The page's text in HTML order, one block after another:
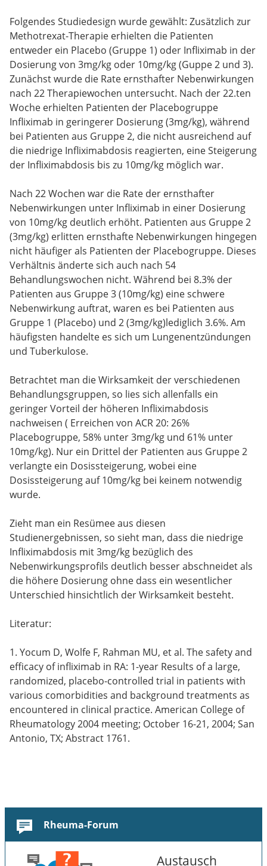
Folgendes Studiedesign wurde gewählt: Zusätzlich zur
Methotrexat-Therapie erhielten die Patienten
entweder ein Placebo (Gruppe 1) oder Infliximab in der
Dosierung von 3mg/kg oder 10mg/kg (Guppe 2 und 3).
Zunächst wurde die Rate ernsthafter Nebenwirkungen
nach 22 Therapiewochen untersucht. Nach der 22.ten
Woche erhielten Patienten der Placebogruppe
Infliximab in geringerer Dosierung (3mg/kg), während
bei Patienten aus Gruppe 2, die nicht ausreichend auf
die niedrige Infliximabdosis reagierten, eine Steigerung
der Infliximabdosis bis zu 10mg/kg möglich war.
Nach 22 Wochen war die Rate der ernsthafter
Nebenwirkungen unter Infliximab in einer Dosierung
von 10mg/kg deutlich erhöht. Patienten aus Gruppe 2
(3mg/kg) erlitten ernsthafte Nebenwirkungen hingegen
nicht häufiger als Patienten der Placebogruppe. Dieses
Verhältnis änderte sich auch nach 54
Behandlungswochen nicht. Während bei 8.3% der
Patienten aus Gruppe 3 (10mg/kg) eine schwere
Nebenwirkung auftrat, waren es bei Patienten aus
Gruppe 1 (Placebo) und 2 (3mg/kg)lediglich 3.6%. Am
häufigsten handelte es sich um Lungenentzündungen
und Tuberkulose.
Betrachtet man die Wirksamkeit der verschiedenen
Behandlungsgruppen, so lies sich allenfalls ein
geringer Vorteil der höheren Infliximabdosis
nachweisen ( Erreichen von ACR 20: 26%
Placebogruppe, 58% unter 3mg/kg und 61% unter
10mg/kg). Nur ein Drittel der Patienten aus Gruppe 2
verlangte ein Dosissteigerung, wobei eine
Dosissteigerung auf 10mg/kg bei keinem notwendig
wurde.
Zieht man ein Resümee aus diesen
Studienergebnissen, so sieht man, dass die niedrige
Infliximabdosis mit 3mg/kg bezüglich des
Nebenwirkungsprofils deutlich besser abschneidet als
die höhere Dosierung ohne dass ein wesentlicher
Unterschied hinsichtlich der Wirksamkeit besteht.
Literatur:
1. Yocum D, Wolfe F, Rahman MU, et al. The safety and
efficacy of infliximab in RA: 1-year Results of a large,
randomized, placebo-controlled trial in patients with
various comorbidities and background treatments as
encountered in clinical practice. American College of
Rheumatology 2004 meeting; October 16-21, 2004; San
Antonio, TX; Abstract 1761.
Rheuma-Forum
Austausch